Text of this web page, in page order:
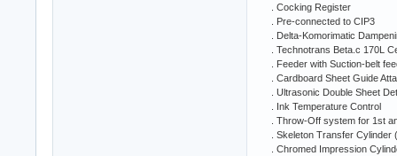
. Cocking Register
. Pre-connected to CIP3
. Delta-Komorimatic
. Technotrans Beta.c 170L
. Feeder with Suction-belt
. Cardboard Sheet Guide
. Ultrasonic Double Sheet
. Ink Temperature Control
. Throw-Off system for 1st
. Skeleton Transfer Cylinder
. Chromed Impression